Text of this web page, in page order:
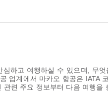
하고 여행하실 수 있으며, 무
업계에서 마카오 항공은 IATA
련 주요 정보부터 다음 여행